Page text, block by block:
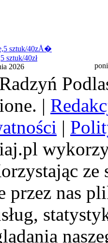
sztuk/40zł
2026
|
|
przez nas